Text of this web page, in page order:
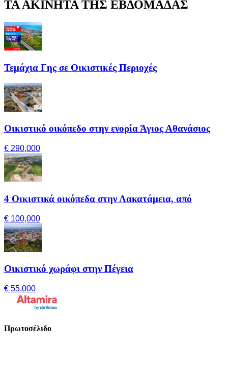
ΤΑ ΑΚΙΝΗΤΑ ΤΗΣ ΕΒΔΟΜΑΔΑΣ
Τεμάχια Γης σε Οικιστικές Περιοχές
Οικιστικό οικόπεδο στην ενορία Άγιος Αθανάσιος
€ 290,000
4 Οικιστικά οικόπεδα στην Λακατάμεια, από
€ 100,000
Οικιστικό χωράφι στην Πέγεια
€ 55,000
Πρωτοσέλιδο